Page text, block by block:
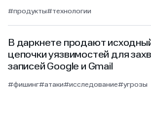
#продукты#технологии
В даркнете продают
цепочки уязвимостей для
записей Google и Gmail
#фишинг#атаки#исследование#угрозы